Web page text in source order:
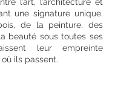
une signature unique.
de la peinture, des
beauté sous toutes ses
leur empreinte
ils passent.